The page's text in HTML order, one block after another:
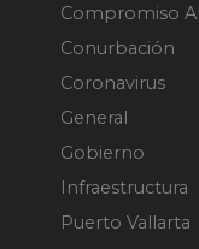
Compromiso
Conurbación
Coronavirus
General
Gobierno
Infraestructura
Puerto Vallarta